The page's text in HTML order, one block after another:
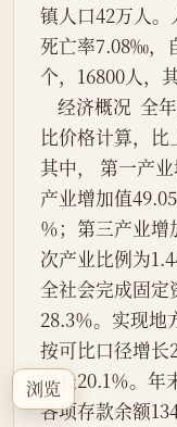
浏览
镇人口42万人。
死亡率7.08‰，
个，16800人，
比价格计算，比
其中， 第一产
产业增加值
％；第三产业增
次产业比例为
全社会完成固定
28.3％。实现地
按可比口径增长
增长20.1％。年
各项存款余额